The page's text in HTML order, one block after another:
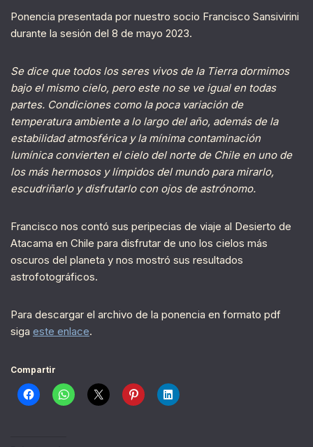
Ponencia presentada por nuestro socio Francisco Sansivirini
durante la sesión del 8 de mayo 2023.
Se dice que todos los seres vivos de la Tierra dormimos
bajo el mismo cielo, pero este no se ve igual en todas
partes. Condiciones como la poca variación de
temperatura ambiente a lo largo del año, además de la
estabilidad atmosférica y la mínima contaminación
lumínica convierten el cielo del norte de Chile en uno de
los más hermosos y límpidos del mundo para mirarlo,
escudriñarlo y disfrutarlo con ojos de astrónomo.
Francisco nos contó sus peripecias de viaje al Desierto de
Atacama en Chile para disfrutar de uno los cielos más
oscuros del planeta y nos mostró sus resultados
astrofotográficos.
Para descargar el archivo de la ponencia en formato pdf
siga este enlace.
Compartir